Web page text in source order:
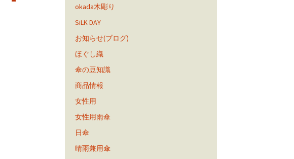
okada木彫り
SiLK DAY
お知らせ(ブログ)
ほぐし織
傘の豆知識
商品情報
女性用
女性用雨傘
日傘
晴雨兼用傘